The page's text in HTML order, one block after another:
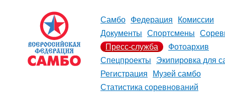
Самбо Федерация
Комиссии
Документы
Спортсмены
Пресс-служба
Фотоархив
Спецпроекты
Экипировка для
Регистрация
Музей самбо
Статистика соревнований